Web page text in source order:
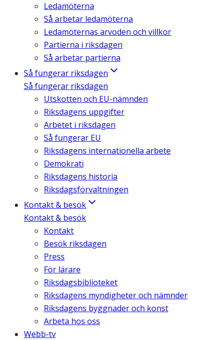
Ledamöterna
Så arbetar ledamöterna
Ledamöternas arvoden och villkor
Partierna i riksdagen
Så arbetar partierna
Så fungerar riksdagen
Så fungerar riksdagen
Utskotten och EU-nämnden
Riksdagens uppgifter
Arbetet i riksdagen
Så fungerar EU
Riksdagens internationella arbete
Demokrati
Riksdagens historia
Riksdagsförvaltningen
Kontakt & besök
Kontakt & besök
Kontakt
Besök riksdagen
Press
För lärare
Riksdagsbiblioteket
Riksdagens myndigheter och nämnder
Riksdagens byggnader och konst
Arbeta hos oss
Webb-tv